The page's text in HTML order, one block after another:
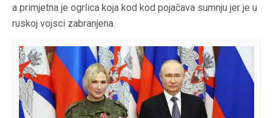
a primjetna je ogrlica koja kod kod pojačava sumnju jer je u
ruskoj vojsci zabranjena.